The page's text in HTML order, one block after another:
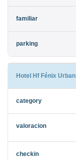
Hotel Hf Fénix Urban